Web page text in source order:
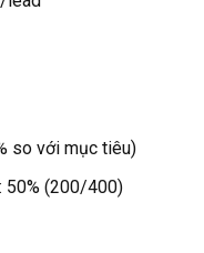
so với mục tiêu)
50% (200/400)